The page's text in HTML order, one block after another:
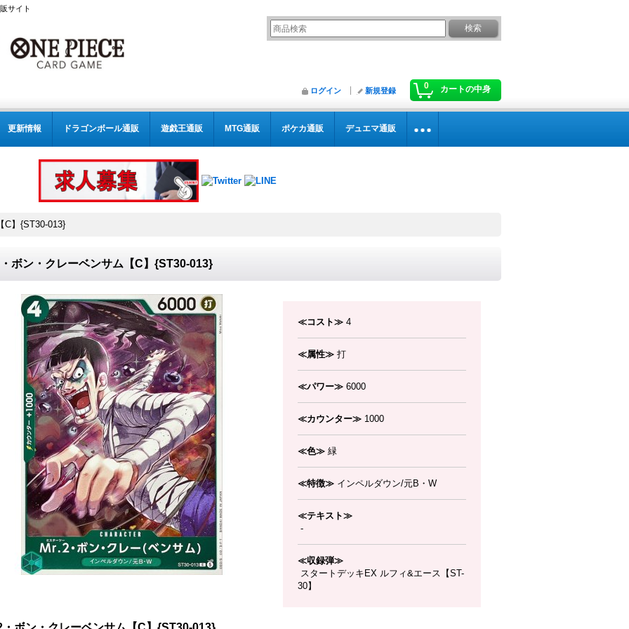
サイト
0 カートの中身
ログイン 新規登録
更新情報 ドラゴンボール通販 遊戯王通販 MTG通販 ポケカ通販 デュエマ通販
C】{ST30-013}
ボン・クレーベンサム【C】{ST30-013}
≪コスト≫ 4
≪属性≫ 打
≪パワー≫ 6000
≪カウンター≫ 1000
≪色≫ 緑
≪特徴≫ インペルダウン/元B・W
≪テキスト≫
-
≪収録弾≫
スタートデッキEX ルフィ&エース【ST-
30】